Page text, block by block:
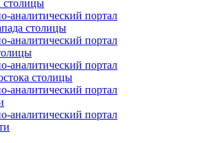
столицы
аналитический портал
столицы
аналитический портал
аналитический портал
столицы
аналитический портал
аналитический портал